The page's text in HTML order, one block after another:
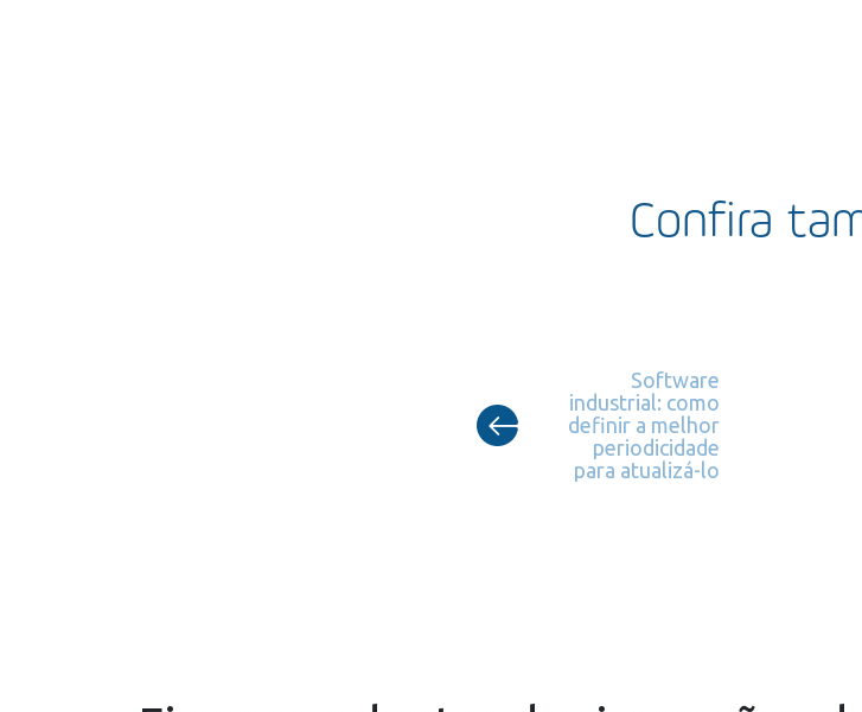
Confira
Software
industrial: como
definir a melhor
periodicidade
para atualizá-lo